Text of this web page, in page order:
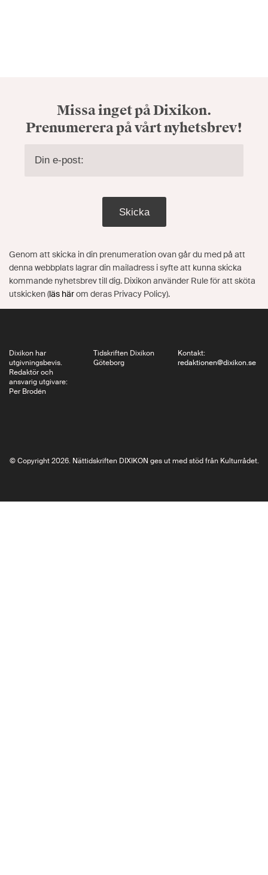
Missa inget på Dixikon.
Prenumerera på vårt nyhetsbrev!
Skicka
Genom att skicka in din prenumeration ovan går du med på att
denna webbplats lagrar din mailadress i syfte att kunna skicka
kommande nyhetsbrev till dig. Dixikon använder Rule för att sköta
utskicken (läs härom deras Privacy Policy).
Dixikon har
utgivningsbevis.
Redaktör och
ansvarig utgivare:
Per Brodén
Tidskriften Dixikon
Göteborg
Kontakt:
redaktionen@dixikon.se
© Copyright 2026. Nättidskriften DIXIKON ges ut med stöd från Kulturrådet.